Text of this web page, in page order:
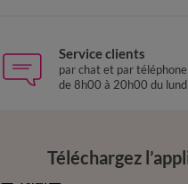
Service clients
par chat et par téléphone
de 8h00 à 20h00 du
Téléchargez